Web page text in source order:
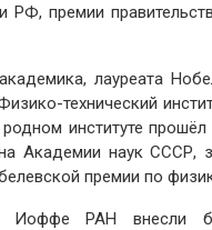
РФ, премии
лауреата
технический
институте прошёл
Академии наук СССР,
премии по
Иоффе РАН внесли